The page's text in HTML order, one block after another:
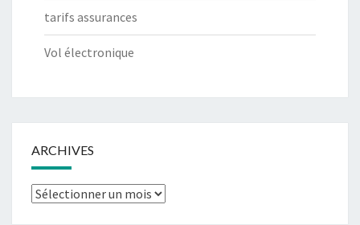
tarifs assurances
Vol électronique
ARCHIVES
Archives